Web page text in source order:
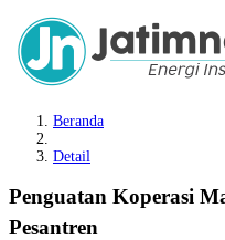
Beranda
Detail
Penguatan Koperasi
Pesantren